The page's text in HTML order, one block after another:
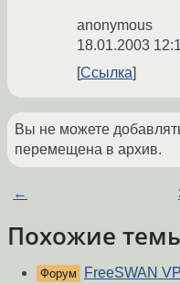
anonymous
18.01.2003
Ссылка
Вы не можете
перемещена в архив.
←
Похожие
Форум FreeSWAN